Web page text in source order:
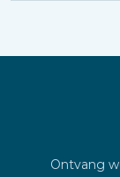
Ontvang